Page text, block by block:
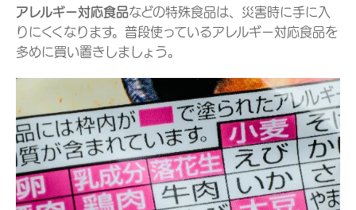
アレルギー対応食品などの特殊食品は、災害時に手に入
りにくくなります。普段使っているアレルギー対応食品を
多めに買い置きしましょう。